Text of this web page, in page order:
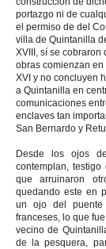
portazgo ni de
el permiso de del
villa de Quintanilla
XVIII, sí se cobraron
obras comienzan
XVI y no concluyen
a Quintanilla en
comunicaciones
enclaves tan
San Bernardo y
Desde los ojos
contemplan,
que arruinaron
quedando este en
un ojo del puente
franceses, lo que
vecino de
de la pesquera,